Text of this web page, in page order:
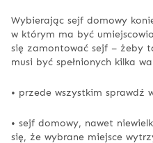
Wybierając sejf domowy
w którym ma być
się zamontować sejf – żeby
musi być spełnionych kilka
• przede wszystkim sprawdź
• sejf domowy, nawet
się, że wybrane miejsce